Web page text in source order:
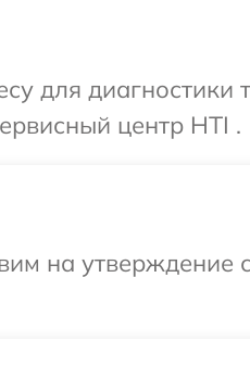
для диагностики
центр HTI .
на утверждение